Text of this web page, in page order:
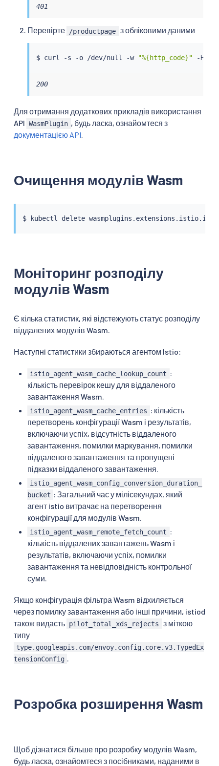
401
Перевірте /productpage з обліковими даними
$ curl -s -o /dev/null -w "%{http_code}" -H
200
Для отримання додаткових прикладів використання
API WasmPlugin , будь ласка, ознайомтеся з
документацією API.
Очищення модулів Wasm
$ kubectl
Моніторинг розподілу
модулів Wasm
Є кілька статистик, які відстежують статус розподілу
віддалених модулів Wasm.
Наступні статистики збираються агентом Istio:
istio_agent_wasm_cache_lookup_count :
кількість перевірок кешу для віддаленого
завантаження Wasm.
istio_agent_wasm_cache_entries : кількість
перетворень конфігурації Wasm і результатів,
включаючи успіх, відсутність віддаленого
завантаження, помилки маркування, помилки
віддаленого завантаження та пропущені
підказки віддаленого завантаження.
istio_agent_wasm_config_conversion_duration_
bucket : Загальний час у мілісекундах, який
агент istio витрачає на перетворення
конфігурації для модулів Wasm.
istio_agent_wasm_remote_fetch_count :
кількість віддалених завантажень Wasm і
результатів, включаючи успіх, помилки
завантаження та невідповідність контрольної
суми.
Якщо конфігурація фільтра Wasm відхиляється
через помилку завантаження або інші причини, istiod
також видасть pilot_total_xds_rejects
з міткою
типу
type.googleapis.com/envoy.config.core.v3.TypedEx
tensionConfig
Розробка розширення Wasm
Щоб дізнатися більше про розробку модулів Wasm,
будь ласка, ознайомтеся з посібниками, наданими в